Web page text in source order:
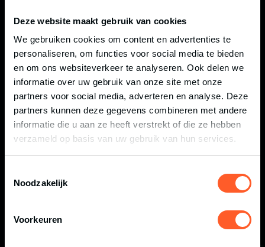
Deze website maakt gebruik van cookies
We gebruiken cookies om content en advertenties te
personaliseren, om functies voor social media te bieden
en om ons websiteverkeer te analyseren. Ook delen we
informatie over uw gebruik van onze site met onze
partners voor social media, adverteren en analyse. Deze
partners kunnen deze gegevens combineren met andere
informatie die u aan ze heeft verstrekt of die ze hebben
verzameld op basis van uw gebruik van hun services.
Noodzakelijk
Voorkeuren
FINISHER SHIRT |
BLACK I WHITE | 2026
€20,00